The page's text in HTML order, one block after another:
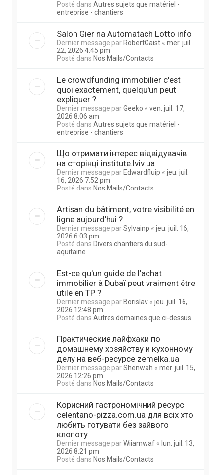
Posté dans Autres sujets que matériel -
entreprise - chantiers
Salon Gier na Automatach Lotto info
Dernier message par RobertGaist « mer. juil.
22, 2026 4:45 pm
Posté dans Nos Mails/Contacts
Le crowdfunding immobilier c'est
quoi exactement, quelqu'un peut
expliquer ?
Dernier message parGeeko « ven. juil. 17,
2026 8:06 am
Posté dans Autres sujets que matériel -
entreprise - chantiers
Що отримати інтерес відвідувачів
на сторінці institute.lviv.ua
Dernier message par Edwardfluip « jeu. juil.
16, 2026 7:52 pm
Posté dans Nos Mails/Contacts
Artisan du bâtiment, votre visibilité en
ligne aujourd'hui ?
Dernier message parSylvainp « jeu. juil. 16,
2026 6:03 pm
Posté dans Divers chantiers du sud-
aquitaine
Est-ce qu'un guide de l'achat
immobilier à Dubaï peut vraiment être
utile en TP ?
Dernier message par Borislav « jeu. juil. 16,
2026 12:48 pm
Posté dans Autres domaines que ci-dessus
Практические лайфхаки по
домашнему хозяйству и кухонному
делу на веб-ресурсе zemelka.ua
Dernier message parShenwah « mer. juil. 15,
2026 12:26 pm
Posté dans Nos Mails/Contacts
Корисний гастрономічний ресурс
celentano-pizza.com.ua для всіх хто
любить готувати без зайвого
клопоту
Dernier message parWiiamwaf « lun. juil. 13,
2026 8:21 pm
Posté dans Nos Mails/Contacts